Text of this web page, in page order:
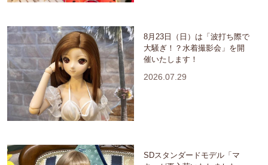
8月23日（日）は「波打ち際で
大騒ぎ！？水着撮影会」を開
催いたします！
2026.07.29
SDスタンダードモデル「マ